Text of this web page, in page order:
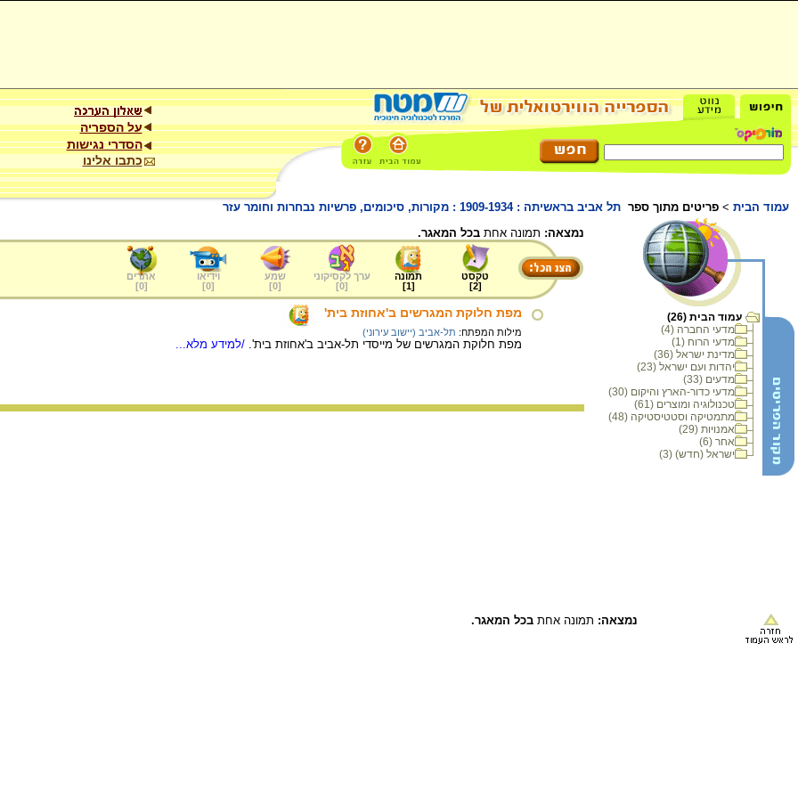
על הספריה
הסדרי נגישות
כתבו אלינו
עמוד הבית > פריטים מתוך ספר תל אביב בראשיתה : 1909-1934 : מקורות, סיכומים, פרשיות נבחרות וחומר עזר
עמוד הבית (26)
מדעי החברה (4)
מדעי הרוח (1)
מדינת ישראל (36)
יהדות ועם ישראל (23)
מדעים (33)
מדעי כדור-הארץ והיקום (30)
טכנולוגיה ומוצרים (61)
מתמטיקה וסטטיסטיקה (48)
אמנויות (29)
אחר (6)
ישראל (חדש) (3)
נמצאה: תמונה אחת בכל המאגר.
טקסט
[
2
]
תמונה
[
1
]
ערך לקסיקוני
[
0
]
שמע
[
0
]
וידיאו
[
0
]
אתרים
[
0
]
מפת חלוקת המגרשים ב'אחוזת בית'
מילות המפתח: תל-אביב (יישוב עירוני)
מפת חלוקת המגרשים של מייסדי תל-אביב ב'אחוזת בית'. /למידע מלא...
נמצאה: תמונה אחת בכל המאגר.